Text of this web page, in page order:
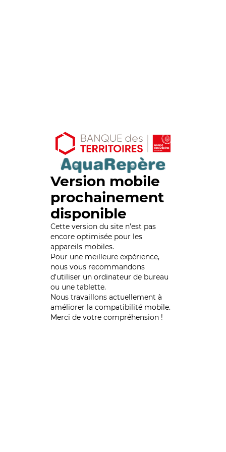
Version mobile
prochainement
disponible
Cette version du site n’est pas
encore optimisée pour les
appareils mobiles.
Pour une meilleure expérience,
nous vous recommandons
d'utiliser un ordinateur de bureau
ou une tablette.
Nous travaillons actuellement à
améliorer la compatibilité mobile.
Merci de votre compréhension !